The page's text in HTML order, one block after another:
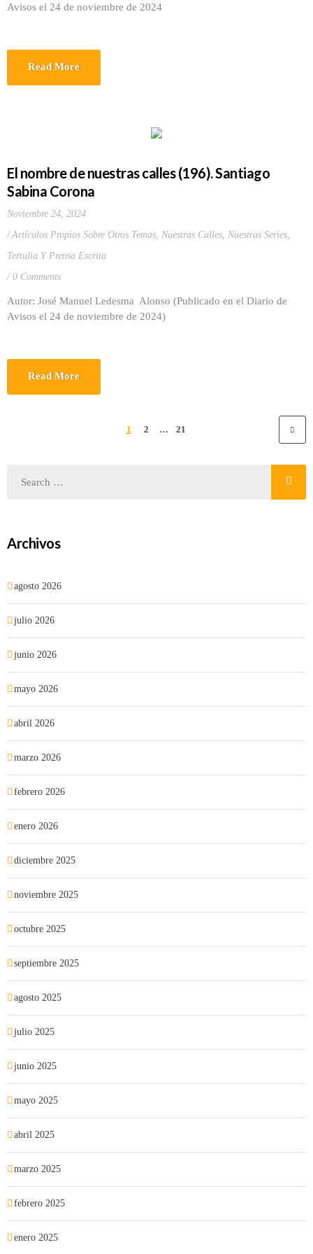
Avisos el 24 de noviembre de 2024
Read More
El nombre de nuestras calles (196). Santiago
Sabina Corona
Noviembre 24, 2024
Artículos Propios Sobre Otros Temas, Nuestras Calles, Nuestras Series,
Tertulia Y Prensa Escrita
0 Comments
Autor: José Manuel Ledesma Alonso (Publicado en el Diario de
Avisos el 24 de noviembre de 2024)
Read More
1 2 … 21
Archivos
agosto 2026
julio 2026
junio 2026
mayo 2026
abril 2026
marzo 2026
febrero 2026
enero 2026
diciembre 2025
noviembre 2025
octubre 2025
septiembre 2025
agosto 2025
julio 2025
junio 2025
mayo 2025
abril 2025
marzo 2025
febrero 2025
enero 2025